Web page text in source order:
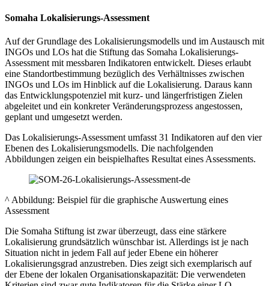
Somaha Lokalisierungs-Assessment
Auf der Grundlage des Lokalisierungsmodells und im Austausch mit
INGOs und LOs hat die Stiftung das Somaha Lokalisierungs-
Assessment mit messbaren Indikatoren entwickelt. Dieses erlaubt
eine Standortbestimmung bezüglich des Verhältnisses zwischen
INGOs und LOs im Hinblick auf die Lokalisierung. Daraus kann
das Entwicklungspotenziel mit kurz- und längerfristigen Zielen
abgeleitet und ein konkreter Veränderungsprozess angestossen,
geplant und umgesetzt werden.
Das Lokalisierungs-Assessment umfasst 31 Indikatoren auf den vier
Ebenen des Lokalisierungsmodells. Die nachfolgenden
Abbildungen zeigen ein beispielhaftes Resultat eines Assessments.
^ Abbildung: Beispiel für die graphische Auswertung eines
Assessment
Die Somaha Stiftung ist zwar überzeugt, dass eine stärkere
Lokalisierung grundsätzlich wünschbar ist. Allerdings ist je nach
Situation nicht in jedem Fall auf jeder Ebene ein höherer
Lokalisierungsgrad anzustreben. Dies zeigt sich exemplarisch auf
der Ebene der lokalen Organisationskapazität: Die verwendeten